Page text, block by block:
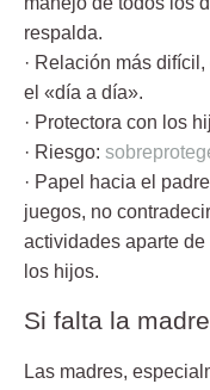
respalda.
· Relación más difícil,
el «día a día».
· Protectora con los
· Riesgo:
· Papel hacia el
juegos, no
actividades aparte
los hijos.
Si falta la
Las madres,